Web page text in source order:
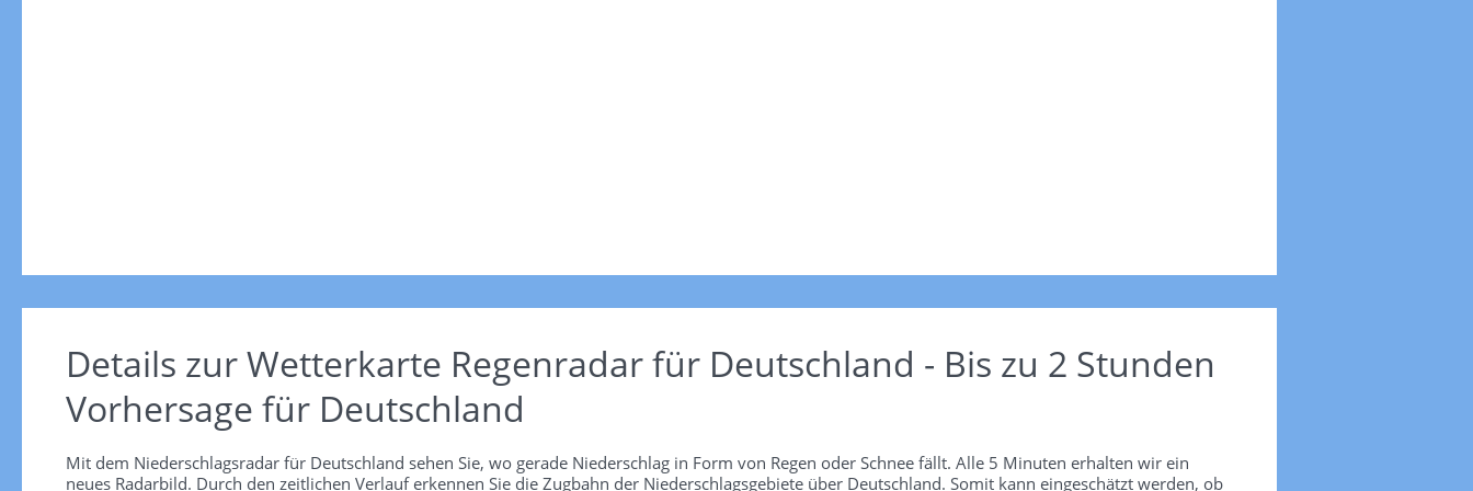
Details zur Wetterkarte Regenradar für Deutschland - Bis zu 2 Stunden
Vorhersage für Deutschland
Mit dem Niederschlagsradar für Deutschland sehen Sie, wo gerade Niederschlag in Form von Regen oder Schnee fällt. Alle 5 Minuten erhalten wir ein
neues Radarbild. Durch den zeitlichen Verlauf erkennen Sie die Zugbahn der Niederschlagsgebiete über Deutschland. Somit kann eingeschätzt werden, ob